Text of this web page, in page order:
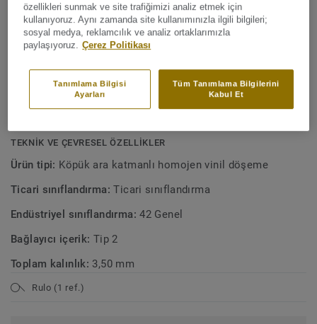
işlemi yeterlidir. Koleksiyondaki 24 renk, iQ Granit'in çok
yönlü ailesinin diğer ürünleri ve aksesuarları ile uyumlu bir
şekilde tasarlanmıştır.
15dB ses emilimi
Yürüme konforu
Yoğun trafikli alanlar için ideal çözüm
Çok çözümlü bir teklifin parçası
TEKNIK VE ÇEVRESEL ÖZELLIKLER
Ürün tipi: Köpük ara katmanlı homojen vinil döşeme
Ticari sınıflandırma:Ticari sınıflandırma
Endüstriyel sınıflandırma:42 Genel
Bağlayıcı içerik: Tip 2
Toplam kalınlık: 3,50 mm
Rulo (1 ref.)
özellikleri sunmak ve site trafiğimizi analiz etmek için
kullanıyoruz. Aynı zamanda site kullanımınızla ilgili bilgileri;
sosyal medya, reklamcılık ve analiz ortaklarımızla
paylaşıyoruz.
Çerez Politikası
Tüm Tanımlama Bilgilerini
Kabul Et
Tanımlama Bilgisi
Ayarları